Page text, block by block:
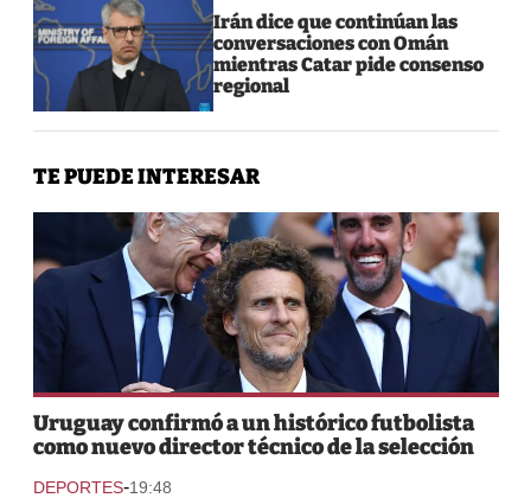
Irán dice que continúan las
conversaciones con Omán
mientras Catar pide consenso
regional
TE PUEDE INTERESAR
Uruguay confirmó a un histórico futbolista
como nuevo director técnico de la selección
DEPORTES-19:48